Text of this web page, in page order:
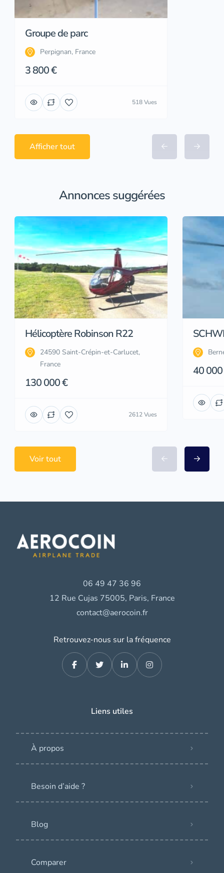
Groupe de parc
Perpignan, France
3 800 €
518 Vues
Afficher tout
Annonces suggérées
Hélicoptère Robinson R22
24590 Saint-Crépin-et-Carlucet,
France
130 000 €
2612 Vues
40
Voir tout
06 49 47 36 96
12 Rue Cujas 75005, Paris, France
contact@aerocoin.fr
Retrouvez-nous sur la fréquence
Liens utiles
À propos
Besoin d’aide ?
Blog
Comparer